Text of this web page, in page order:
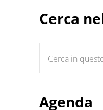
Cerca
Agenda